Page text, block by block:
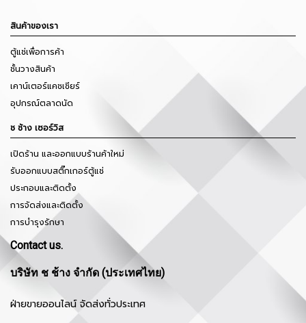
สินค้าของเรา
ตู้แช่เพื่อการค้า
ชั้นวางสินค้า
เคาน์เตอร์แคชเชียร์
อุปกรณ์ตลาดนัด
ช ช้าง เซอร์วิส
เปิดร้าน และออกแบบร้านค้าใหม่
รับออกแบบสติ๊กเกอร์ตู้แช่
ประกอบและติดตั้ง
การจัดส่งและติดตั้ง
การบำรุงรักษา
Contact us.
บริษัท ช ช้าง จำกัด (ประเทศไทย)
ฝ่ายขายออนไลน์ จัดส่งทั่วประเทศ